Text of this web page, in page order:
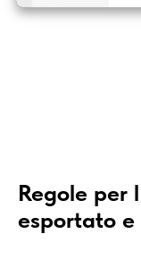
Regole per
esportato e